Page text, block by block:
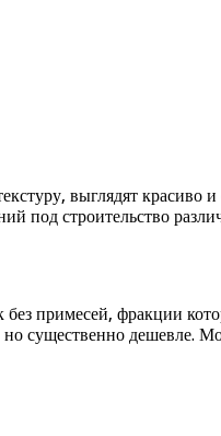
выглядят красиво
под строительство
примесей, фракции
существенно дешевле.